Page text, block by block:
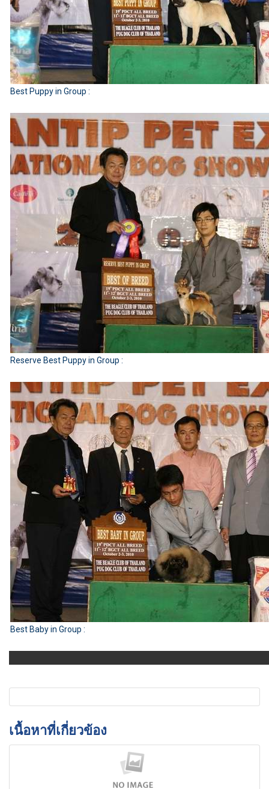
Best Puppy in Group :
Reserve Best Puppy in Group :
Best Baby in Group :
เนื้อหาที่เกี่ยวข้อง